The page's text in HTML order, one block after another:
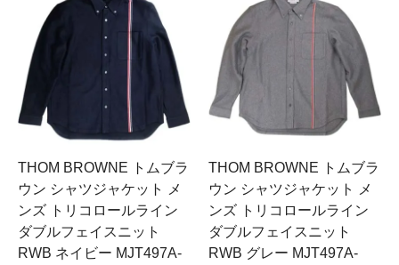
THOM BROWNE トムブラ
ウン シャツジャケット メ
ンズ トリコロールライン
ダブルフェイスニット
RWB ネイビー MJT497A-
THOM BROWNE トムブラ
ウン シャツジャケット メ
ンズ トリコロールライン
ダブルフェイスニット
RWB グレー MJT497A-